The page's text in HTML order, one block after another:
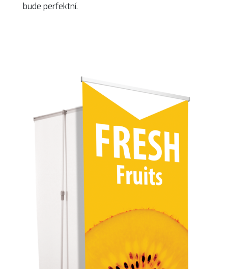
bude perfektní.